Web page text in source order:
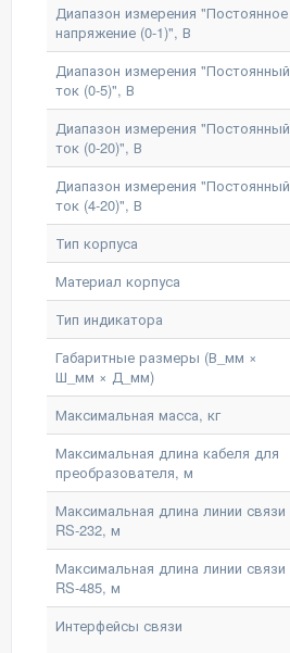
Диапазон измерения "Постоянное
напряжение (0-1)", В
Диапазон измерения "Постоянный
ток (0-5)", В
Диапазон измерения "Постоянный
ток (0-20)", В
Диапазон измерения "Постоянный
ток (4-20)", В
Тип корпуса
Материал корпуса
Тип индикатора
Габаритные размеры (В_мм ×
Ш_мм × Д_мм)
Максимальная масса, кг
Максимальная длина кабеля для
преобразователя, м
Максимальная длина линии связи
RS-232, м
Максимальная длина линии связи
RS-485, м
Интерфейсы связи